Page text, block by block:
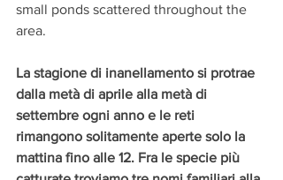
small ponds scattered throughout the
area.
La stagione di inanellamento si protrae
dalla metà di aprile alla metà di
settembre ogni anno e le reti
rimangono solitamente aperte solo la
mattina fino alle 12. Fra le specie più